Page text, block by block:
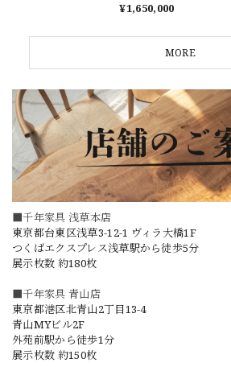
■千年家具 浅草本店
東京都台東区浅草3-12-1 ヴィラ大橋1F
つくばエクスプレス浅草駅から徒歩5分
展示枚数 約180枚
■千年家具 青山店
東京都港区北青山2丁目13-4
青山MYビル2F
外苑前駅から徒歩1分
展示枚数 約150枚
¥1,650,000
MORE